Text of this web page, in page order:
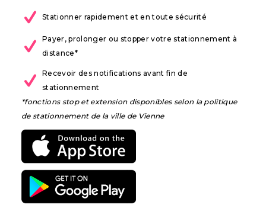
Stationner rapidement et en toute sécurité
Payer, prolonger ou stopper votre stationnement à
distance*
Recevoir des notifications avant fin de
stationnement
*fonctions stop et extension disponibles selon la politique
de stationnement de la ville de Vienne